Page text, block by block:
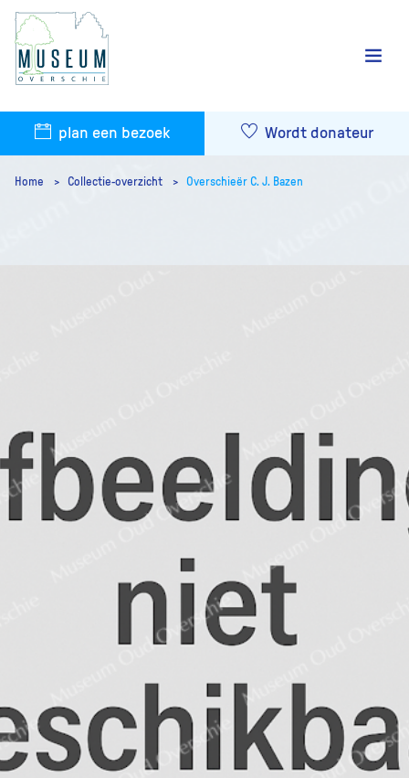
plan een bezoek Wordt donateur
Home Collectie-overzicht Overschieër C. J. Bazen